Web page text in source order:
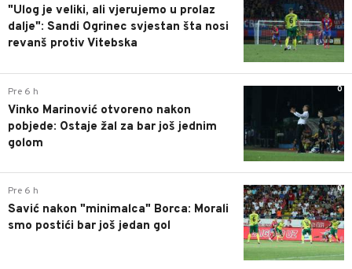
"Ulog je veliki, ali vjerujemo u prolaz
dalje": Sandi Ogrinec svjestan šta nosi
revanš protiv Vitebska
0
Pre 6 h
Vinko Marinović otvoreno nakon
pobjede: Ostaje žal za bar još jednim
golom
0
Pre 6 h
Savić nakon "minimalca" Borca: Morali
smo postići bar još jedan gol